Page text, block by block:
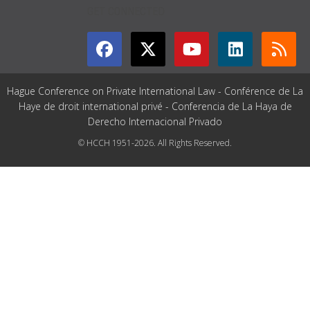
Hague Conference on Private International Law - Conférence de La
Haye de droit international privé - Conferencia de La Haya de
Derecho Internacional Privado
© HCCH 1951-2026. All Rights Reserved.